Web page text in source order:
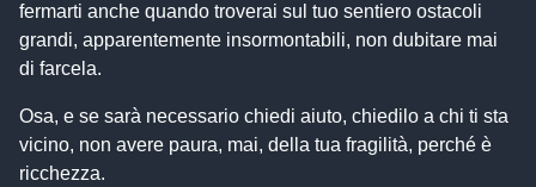
fermarti anche quando troverai sul tuo sentiero ostacoli
grandi, apparentemente insormontabili, non dubitare mai
di farcela.
Osa, e se sarà necessario chiedi aiuto, chiedilo a chi ti sta
vicino, non avere paura, mai, della tua fragilità, perché è
ricchezza.